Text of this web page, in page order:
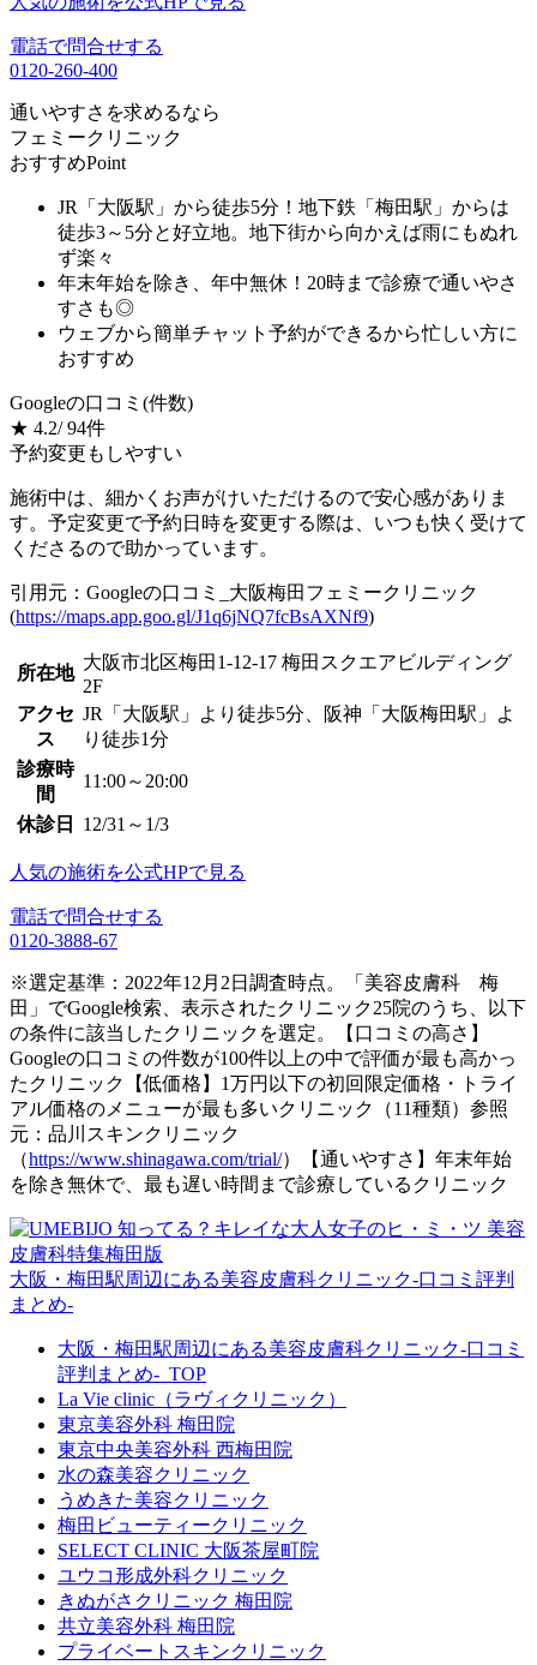
電話で問合せする
0120-260-400
通いやすさ を求めるなら
フェミークリニック
おすすめPoint
JR「大阪駅」から徒歩5分！地下鉄「梅田駅」からは
徒歩3～5分と好立地。地下街から向かえば雨にもぬれ
ず楽々
年末年始を除き、年中無休！ 20時まで診療で通いやさ
すさも◎
ウェブから簡単チャット予約ができるから忙しい方に
おすすめ
Googleの⼝コミ(件数)
★ 4.2/ 94件
予約変更もしやすい
施術中は、細かくお声がけいただけるので安心感がありま
す。予定変更で予約日時を変更する際は、いつも快く受けて
くださるので助かっています。
引用元：Googleの口コミ_大阪梅田フェミークリニック
(https://maps.app.goo.gl/J1q6jNQ7fcBsAXNf9)
所在地
大阪市北区梅田1-12-17 梅田スクエアビルディング
2F
アクセ
ス
JR「大阪駅」より徒歩5分、阪神「大阪梅田駅」よ
り徒歩1分
診療時
間
11:00～20:00
休診日 12/31～1/3
人気の施術を公式HPで見る
電話で問合せする
0120-3888-67
※選定基準：2022年12月2日調査時点。「美容皮膚科 梅
田」でGoogle検索、表示されたクリニック25院のうち、以下
の条件に該当したクリニックを選定。【口コミの高さ】
Googleの口コミの件数が100件以上の中で評価が最も高かっ
たクリニック【低価格】1万円以下の初回限定価格・トライ
アル価格のメニューが最も多いクリニック（11種類）参照
元：品川スキンクリニック
（https://www.shinagawa.com/trial/）【通いやすさ】年末年始
を除き無休で、最も遅い時間まで診療しているクリニック
大阪・梅田駅周辺にある美容皮膚科クリニック‐口コミ評判
まとめ‐
大阪・梅田駅周辺にある美容皮膚科クリニック‐口コミ
評判まとめ‐_TOP
La Vie clinic（ラヴィクリニック）
東京美容外科 梅田院
東京中央美容外科 西梅田院
水の森美容クリニック
うめきた美容クリニック
梅田ビューティークリニック
SELECT CLINIC 大阪茶屋町院
ユウコ形成外科クリニック
きぬがさクリニック 梅田院
共立美容外科 梅田院
プライベートスキンクリニック